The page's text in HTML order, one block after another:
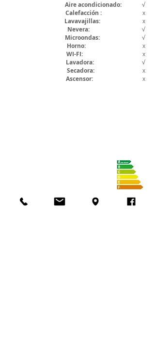
Aire acondicionado: √
Calefacción : x
Lavavajillas: x
Nevera: √
Microondas: √
Horno: x
WI-FI: x
Lavadora: √
Secadora: x
Ascensor: x